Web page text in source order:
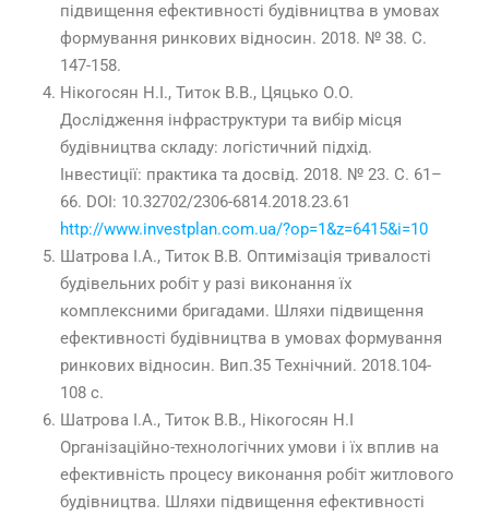
підвищення ефективності будівництва в умовах
формування ринкових відносин. 2018. № 38. С.
147-158.
Нікогосян Н.І., Титок В.В., Цяцько О.О.
Дослідження інфраструктури та вибір місця
будівництва складу: логістичний підхід.
Інвестиції: практика та досвід. 2018. № 23. С. 61–
66. DOI: 10.32702/2306-6814.2018.23.61
http://www.investplan.com.ua/?op=1&z=6415&i=10
Шатрова І.А., Титок В.В. Оптимізація тривалості
будівельних робіт у разі виконання їх
комплексними бригадами. Шляхи підвищення
ефективності будівництва в умовах формування
ринкових відносин. Вип.35 Технічний. 2018.104-
108 с.
Шатрова І.А., Титок В.В., Нікогосян Н.І
Організаційно-технологічних умови і їх вплив на
ефективність процесу виконання робіт житлового
будівництва. Шляхи підвищення ефективності